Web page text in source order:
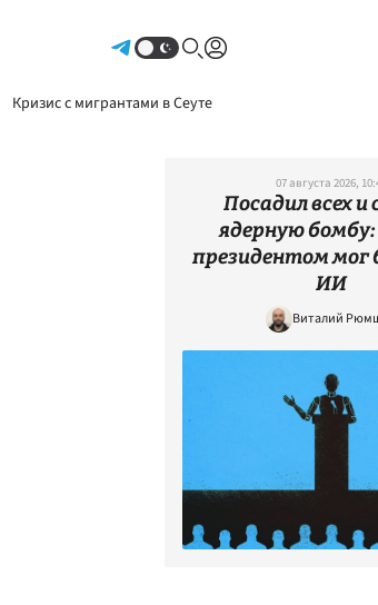
Кризис с мигрантами в Сеуте
07 августа 2026,
Посадил всех и
ядерную
президентом
ИИ
Виталий